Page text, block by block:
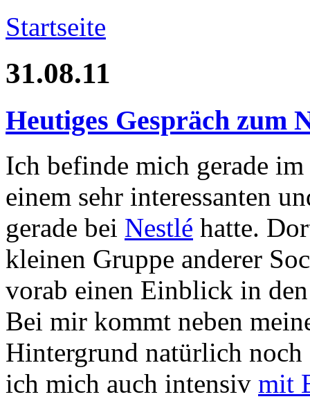
Startseite
31.08.11
Heutiges Gespräch zum
Ich befinde mich gerade
einem sehr interessanten
gerade bei Nestlé hatte.
kleinen Gruppe anderer
vorab einen Einblick in
Bei mir kommt neben
Hintergrund natürlich noch
ich mich auch intensiv mit